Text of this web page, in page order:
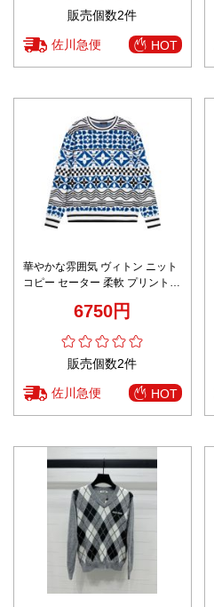
販売個数2件
佐川急便 HOT
華やかな雰囲気 ヴィトン ニット
コピー セーター 柔軟 プリント
6750円
販売個数2件
佐川急便 HOT